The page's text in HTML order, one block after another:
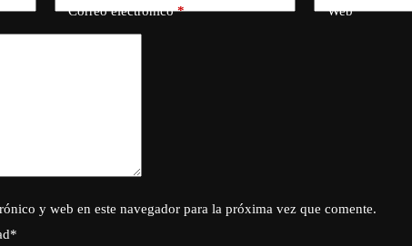
Correo electrónico* Web
y web en este navegador para la próxima vez que comente.
*